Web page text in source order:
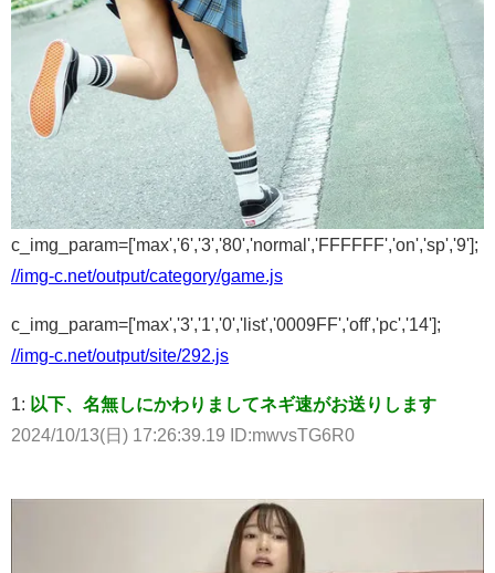
c_img_param=['max','6','3','80','normal','FFFFFF','on','sp','9'];
//img-c.net/output/category/game.js
c_img_param=['max','3','1','0','list','0009FF','off','pc','14'];
//img-c.net/output/site/292.js
1: 以下、名無しにかわりましてネギ速がお送りします
2024/10/13(日) 17:26:39.19 ID:mwvsTG6R0